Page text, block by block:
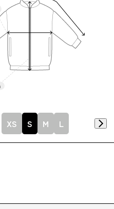
XS S M L